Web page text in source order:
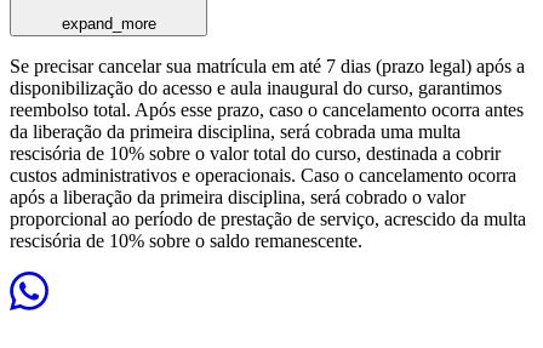
expand_more
Se precisar cancelar sua matrícula em até 7 dias (prazo legal) após a
disponibilização do acesso e aula inaugural do curso, garantimos
reembolso total. Após esse prazo, caso o cancelamento ocorra antes
da liberação da primeira disciplina, será cobrada uma multa
rescisória de 10% sobre o valor total do curso, destinada a cobrir
custos administrativos e operacionais. Caso o cancelamento ocorra
após a liberação da primeira disciplina, será cobrado o valor
proporcional ao período de prestação de serviço, acrescido da multa
rescisória de 10% sobre o saldo remanescente.